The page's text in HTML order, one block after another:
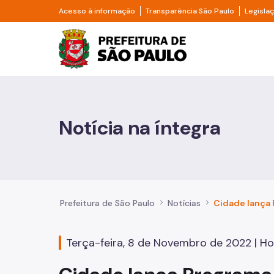
Pular para o Conteúdo principal
Acesso à informação Divisor de acesso à informação
Transparência São Paulo Divisor
Prefeitura de São
Casa e Moradia
Educação
Notícia na íntegra
Prefeitura de São Paulo Notícias
Terça-feira, 8 de Novembro de 2022 |